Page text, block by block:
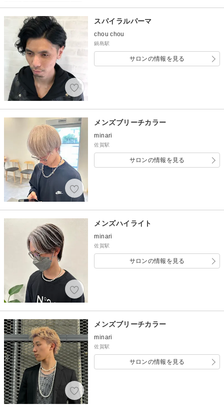
スパイラルパーマ
chou chou
鍋島駅
サロンの情報を見る
メンズブリーチカラー
minari
佐賀駅
サロンの情報を見る
メンズハイライト
minari
佐賀駅
サロンの情報を見る
メンズブリーチカラー
minari
佐賀駅
サロンの情報を見る